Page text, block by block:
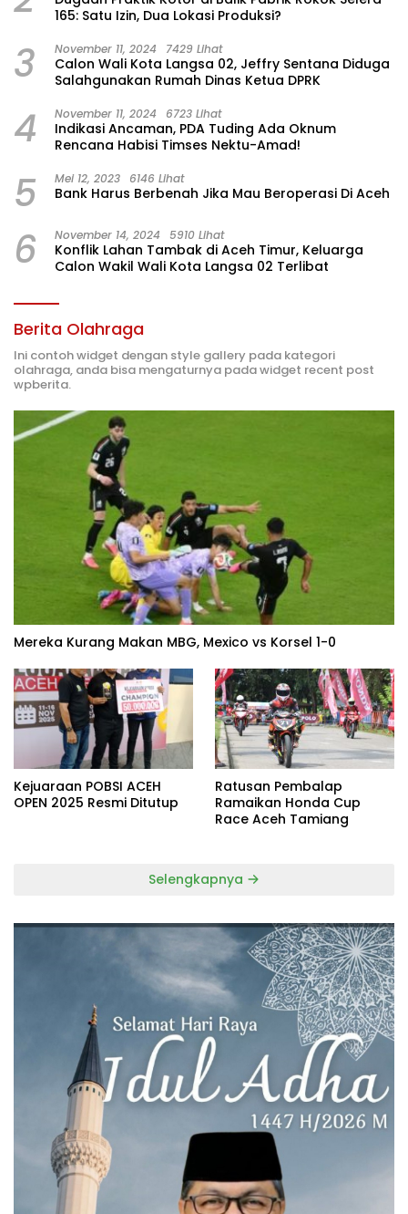
165: Satu Izin, Dua Lokasi Produksi?
3 November 11, 2024 7429 Lihat
Calon Wali Kota Langsa 02, Jeffry Sentana Diduga
Salahgunakan Rumah Dinas Ketua DPRK
4 November 11, 2024 6723 Lihat
Indikasi Ancaman, PDA Tuding Ada Oknum
Rencana Habisi Timses Nektu-Amad!
5 Mei 12, 2023 6146 Lihat
Bank Harus Berbenah Jika Mau Beroperasi Di Aceh
6 November 14, 2024 5910 Lihat
Konflik Lahan Tambak di Aceh Timur, Keluarga
Calon Wakil Wali Kota Langsa 02 Terlibat
Berita Olahraga
Ini contoh widget dengan style gallery pada kategori
olahraga, anda bisa mengaturnya pada widget recent post
wpberita.
Mereka Kurang Makan MBG, Mexico vs Korsel 1-0
Kejuaraan POBSI ACEH
OPEN 2025 Resmi Ditutup
Ratusan Pembalap
Ramaikan Honda Cup
Race Aceh Tamiang
Selengkapnya